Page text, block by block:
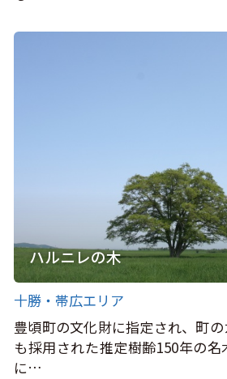
ハルニレの木
十勝・帯広エリア
豊頃町の文化財に指定され、町
も採用された推定樹齢150年の
に…